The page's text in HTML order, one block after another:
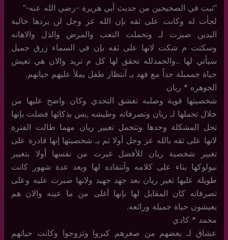
“ثبت في الصحيحين من حديث أبي هريرة -رضي الله عنه-“
لجأت له وكانت على ثقه بإن الله عز وجل لن يردها خالية
اليدين صبرت لـ وتحملت التعب والمرض والذل والاهانه
وسكتت م شكت لانها على ثقه بإن في السماء زرق جميل
سيأتي لها ..والحمدلله تحقق لها كل م تريد والان هي تعيش
حياة جمميلة جداً مع فهد بـ آنتظار طفل يملأ عليهم حياتهم.
الجوهره * ريان
شخصيتها قوية وصلبه تعشق التحدي وكان واضح عليها من
خلال تحملها لـ ريان وتصرفاته وطيشه ,بس بذكائها فضلت بإنها
تحل المشكلة وحدها وتتحمل تغيير ريان مهما طالت الفترة
لانها على ثقه بالله عز وجل أولا ثم بـ شخصيتها إنها قادرة على
تغيير شخصية ريان للأفضل غيرت من نفسها أولا بتغيير
نيولوكها بناء على كلامه وآنتقاده لها وبعد عدة شهور كانت
طويلة عليها تغير ريان بعد جهد جهيد ولانها صبرت عليه وعلى
تصرفاته كان المقابل لها بإنها أغلى من ما عينه والان هم
يعيشون حياة جميلة ورائعه.
محمد * كادي
عشاق لـ بعضهم من صغرهم كبروا وتزوجوا وكانت حياتهم